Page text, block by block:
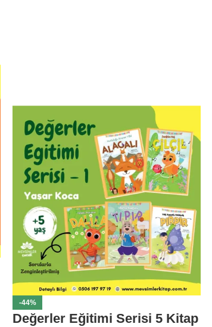
-44%
Değerler Eğitimi Serisi 5 Kitap